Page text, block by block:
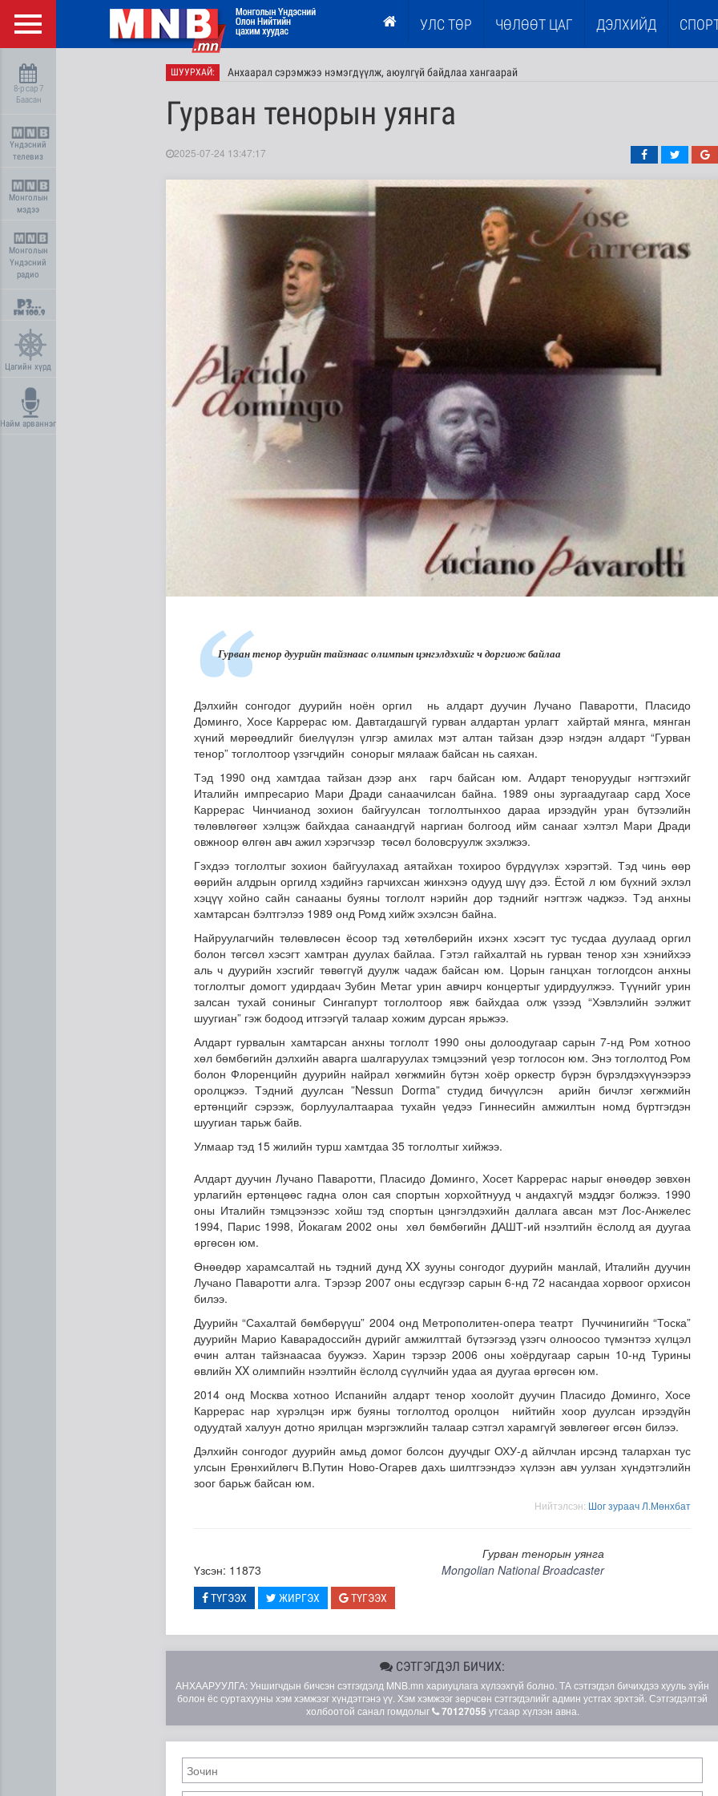
УЛС ТӨР ЧӨЛӨӨТ ЦАГ ДЭЛХИЙД
8-р сар 7
Баасан
Үндэсний
телевиз
Монголын
мэдээ
Монголын
Үндэсний
радио
Цагийн хүрд
Найм арваннэг
ШУУРХАЙ: Анхаарал сэрэмжээ нэмэгдүүлж, аюулгүй байдлаа хангаарай
Нийгмийн даатгалын сангийн хөрөнгө 7.6 тэрбум төгрөгөөр арвижлаа
Сумдын халаалтын төвүүдийн засвар, шинэчлэлийг бүрэн хийж, хувийн хэвшил рүү м..
Эртний ойг хамгаалахын тулд Канадын иргэд мод бэлтгэгчдийн замыг хааж байна
Гурван тенорын уянга
2025-07-24 13:47:17
Гурван тенор дуурийн тайзнаас олимпын цэнгэлдэхийг ч доргиож байлаа
Дэлхийн сонгодог дуурийн ноён оргил нь алдарт дуучин Лучано Паваротти, Пласидо
Доминго, Хосе Каррерас юм. Давтагдашгүй гурван алдартан урлагт хайртай мянга, мянган
хүний мөрөөдлийг биелүүлэн үлгэр амилах мэт алтан тайзан дээр нэгдэн алдарт “Гурван
тенор” тоглолтоор үзэгчдийн сонорыг мялааж байсан нь саяхан.
Тэд 1990 онд хамтдаа тайзан дээр анх гарч байсан юм. Алдарт теноруудыг нэгтгэхийг
Италийн импресарио Мари Дради санаачилсан байна. 1989 оны зургаадугаар сард Хосе
Каррерас Чинчианод зохион байгуулсан тоглолтынхоо дараа ирээдүйн уран бүтээлийн
төлөвлөгөөг хэлцэж байхдаа санаандгүй наргиан болгоод ийм санааг хэлтэл Мари Дради
овжноор өлгөн авч ажил хэрэгчээр төсөл боловсруулж эхэлжээ.
Гэхдээ тоглолтыг зохион байгуулахад аятайхан тохироо бүрдүүлэх хэрэгтэй. Тэд чинь өөр
өөрийн алдрын оргилд хэдийнэ гарчихсан жинхэнэ одууд шүү дээ. Ёстой л юм бүхний эхлэл
хэцүү хойно сайн санааны буяны тоглолт нэрийн дор тэднийг нэгтгэж чаджээ. Тэд анхны
хамтарсан бэлтгэлээ 1989 онд Ромд хийж эхэлсэн байна.
Найруулагчийн төлөвлөсөн ёсоор тэд хөтөлбөрийн ихэнх хэсэгт тус тусдаа дуулаад оргил
болон төгсөл хэсэгт хамтран дуулах байлаа. Гэтэл гайхалтай нь гурван тенор хэн хэнийхээ
аль ч дуурийн хэсгийг төвөггүй дуулж чадаж байсан юм. Цорын ганцхан тоглогдсон анхны
тоглолтыг домогт удирдаач Зубин Метаг урин авчирч концертыг удирдуулжээ. Түүнийг урин
залсан тухай сониныг Сингапурт тоглолтоор явж байхдаа олж үзээд “Хэвлэлийн ээлжит
шуугиан” гэж бодоод итгээгүй талаар хожим дурсан ярьжээ.
Алдарт гурвалын хамтарсан анхны тоглолт 1990 оны долоодугаар сарын 7-нд Ром хотноо
хөл бөмбөгийн дэлхийн аварга шалгаруулах тэмцээний үеэр тоглосон юм. Энэ тоглолтод Ром
болон Флоренцийн дуурийн найрал хөгжмийн бүтэн хоёр оркестр бүрэн бүрэлдэхүүнээрээ
оролцжээ. Тэдний дуулсан ”Nessun Dorma” студид бичүүлсэн арийн бичлэг хөгжмийн
ертөнцийг сэрээж, борлуулалтаараа тухайн үедээ Гиннесийн амжилтын номд бүртгэгдэн
шуугиан тарьж байв.
Улмаар тэд 15 жилийн турш хамтдаа 35 тоглолтыг хийжээ.
Алдарт дуучин Лучано Паваротти, Пласидо Доминго, Хосет Каррерас нарыг өнөөдөр зөвхөн
урлагийн ертөнцөөс гадна олон сая спортын хорхойтнууд ч андахгүй мэддэг болжээ. 1990
оны Италийн тэмцээнээс хойш тэд спортын цэнгэлдэхийн даллага авсан мэт Лос-Анжелес
1994, Парис 1998, Йокагам 2002 оны хөл бөмбөгийн ДАШТ-ий нээлтийн ёслолд ая дуугаа
өргөсөн юм.
Өнөөдөр харамсалтай нь тэдний дунд XX зууны сонгодог дуурийн манлай, Италийн дуучин
Лучано Паваротти алга. Тэрээр 2007 оны есдүгээр сарын 6-нд 72 насандаа хорвоог орхисон
билээ.
Дуурийн “Сахалтай бөмбөрүүш” 2004 онд Метрополитен-опера театрт Пуччинигийн “Тоска”
дуурийн Марио Каварадоссийн дүрийг амжилттай бүтээгээд үзэгч олноосоо түмэнтээ хүлцэл
өчин алтан тайзнаасаа буужээ. Харин тэрээр 2006 оны хоёрдугаар сарын 10-нд Турины
өвлийн XX олимпийн нээлтийн ёслолд сүүлчийн удаа ая дуугаа өргөсөн юм.
2014 онд Москва хотноо Испанийн алдарт тенор хоолойт дуучин Пласидо Доминго, Хосе
Каррерас нар хүрэлцэн ирж буяны тоглолтод оролцон нийтийн хоор дуулсан ирээдүйн
одуудтай халуун дотно ярилцан мэргэжлийн талаар сэтгэл харамгүй зөвлөгөөг өгсөн билээ.
Дэлхийн сонгодог дуурийн амьд домог болсон дуучдыг ОХУ-д айлчлан ирсэнд талархан тус
улсын Ерөнхийлөгч В.Путин Ново-Огарев дахь шилтгээндээ хүлээн авч уулзан хүндэтгэлийн
зоог барьж байсан юм.
Нийтэлсэн: Шог зураач Л.Мөнхбат
Гурван тенорын уянга
Үзсэн: 11873
Mongolian National Broadcaster
ТҮГЭЭХ ЖИРГЭХ ТҮГЭЭХ
СЭТГЭГДЭЛ БИЧИХ:
АНХААРУУЛГА: Уншигчдын бичсэн сэтгэгдэлд MNB.mn хариуцлага хүлээхгүй болно. ТА сэтгэгдэл бичихдээ хууль зүйн
болон ёс суртахууны хэм хэмжээг хүндэтгэнэ үү. Хэм хэмжээг зөрчсөн сэтгэгдэлийг админ устгах эрхтэй. Сэтгэгдэлтэй
холбоотой санал гомдолыг
70127055 утсаар хүлээн авна.